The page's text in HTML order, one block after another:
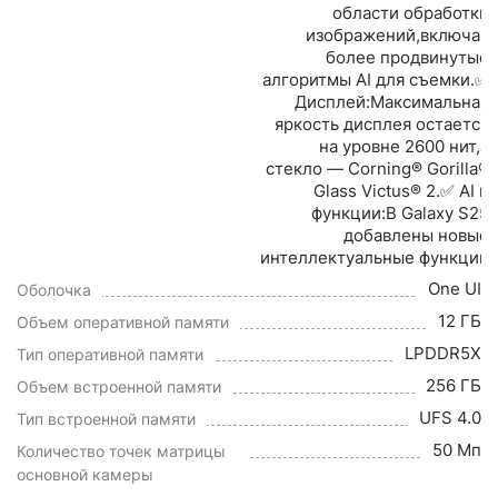
области обработки
изображений,включая
более продвинутые
алгоритмы AI для съемки.✅
Дисплей:Максимальная
яркость дисплея остается
на уровне 2600 нит,а
стекло — Corning® Gorilla®
Glass Victus® 2.✅ AI и
функции:В Galaxy S25
добавлены новые
интеллектуальные функции
Оболочка One UI
Объем оперативной памяти 12 ГБ
Тип оперативной памяти LPDDR5X
Объем встроенной памяти 256 ГБ
Тип встроенной памяти UFS 4.0
Количество точек матрицы
основной камеры
50 Мп